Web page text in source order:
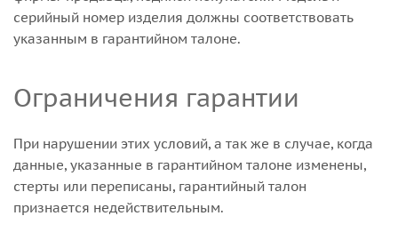
серийный номер изделия должны соответствовать
указанным в гарантийном талоне.
Ограничения гарантии
При нарушении этих условий, а так же в случае, когда
данные, указанные в гарантийном талоне изменены,
стерты или переписаны, гарантийный талон
признается недействительным.